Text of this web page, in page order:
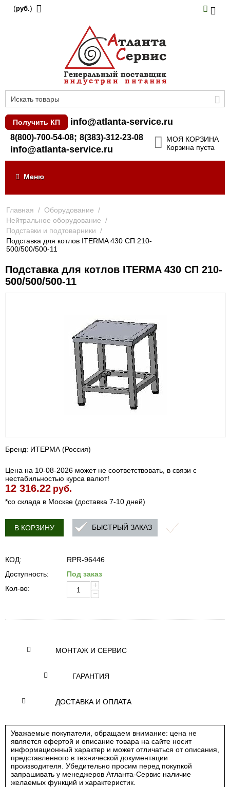
(руб.)
Получить КП info@atlanta-service.ru
8(800)-700-54-08; 8(383)-312-23-08
info@atlanta-service.ru
МОЯ КОРЗИНА
Корзина пуста
Меню
Главная / Оборудование /
Нейтральное оборудование /
Подставки и подтоварники /
Подставка для котлов ITERMA 430 СП 210-
500/500/500-11
Подставка для котлов ITERMA 430 СП 210-
500/500/500-11
Бренд: ИТЕРМА (Россия)
Цена на 10-08-2026 может не соответствовать, в связи с
нестабильностью курса валют!
12 316.22 руб.
*со склада в Москве (доставка 7-10 дней)
В КОРЗИНУ БЫСТРЫЙ ЗАКАЗ
КОД:
RPR-96446
Доступность:
Под заказ
Кол-во:
+
−
МОНТАЖ И СЕРВИС
ГАРАНТИЯ
ДОСТАВКА И ОПЛАТА
Уважаемые покупатели, обращаем внимание: цена не
является офертой и описание товара на сайте носит
информационный характер и может отличаться от описания,
представленного в технической документации
производителя. Убедительно просим перед покупкой
запрашивать у менеджеров Атланта-Сервис наличие
желаемых функций и характеристик.